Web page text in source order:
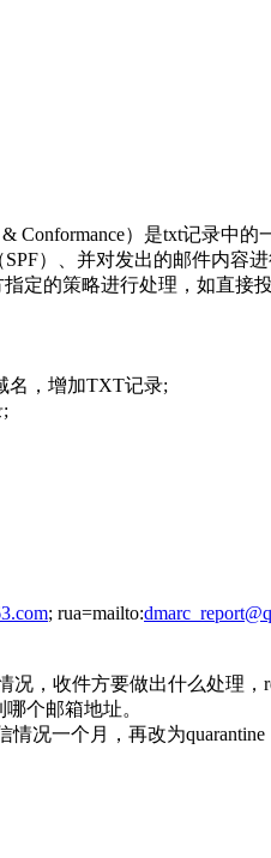
& Conformance）是txt记录
）、并对发出的邮件内
定的策略进行处理，如直接
名，增加TXT记录;
; rua=mailto:
，收件方要做出什么处理，
个邮箱地址。
况一个月，再改为quarantine